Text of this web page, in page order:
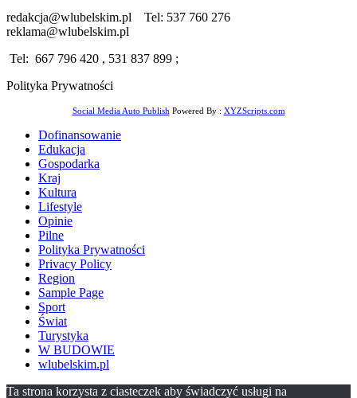
redakcja@wlubelskim.pl Tel: 537 760 276
reklama@wlubelskim.pl
Tel: 667 796 420 , 531 837 899 ;
Polityka Prywatności
Social Media Auto Publish Powered By : XYZScripts.com
Dofinansowanie
Edukacja
Gospodarka
Kraj
Kultura
Lifestyle
Opinie
Pilne
Polityka Prywatności
Privacy Policy
Region
Sample Page
Sport
Świat
Turystyka
W BUDOWIE
wlubelskim.pl
Ta strona korzysta z ciasteczek aby świadczyć usługi na